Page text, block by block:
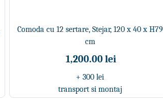
Comoda cu 12 sertare, Stejar, 120 x 40 x H79
cm
1,200.00 lei
+ 300 lei
transport si montaj